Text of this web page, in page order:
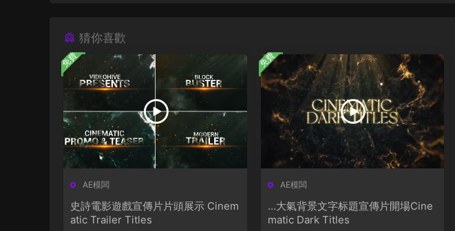
猜你喜歡
AE模闆
史詩電影遊戲宣傳片片頭展示 Cinem
atic Trailer Titles
免費
AE模闆
…大氣背景文字标題宣傳片開場Cine
matic Dark Titles
免費